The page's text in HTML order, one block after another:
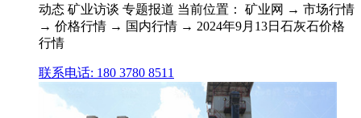
动态 矿业访谈 专题报道 当前位置： 矿业网 → 市场行情
→ 价格行情 → 国内行情 → 2024年9月13日石灰石价格
行情
联系电话: 180 3780 8511